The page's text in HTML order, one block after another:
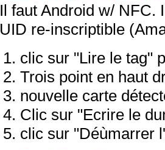
Il faut Android w/ NFC.
UID re-inscriptible
clic sur "Lire le tag"
Trois point en haut
nouvelle carte
Clic sur "Ecrire le
clic sur "Déùmarrer